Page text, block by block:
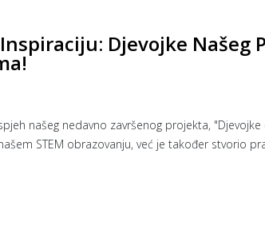
Djevojke Našeg
našeg nedavno završenog projekta,
STEM obrazovanju, već je također stvorio